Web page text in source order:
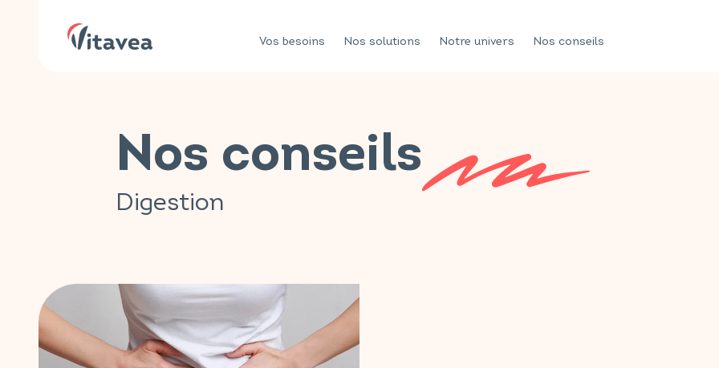
Vos besoins Nos solutions Notre univers Nos conseils
Nos conseils
Digestion